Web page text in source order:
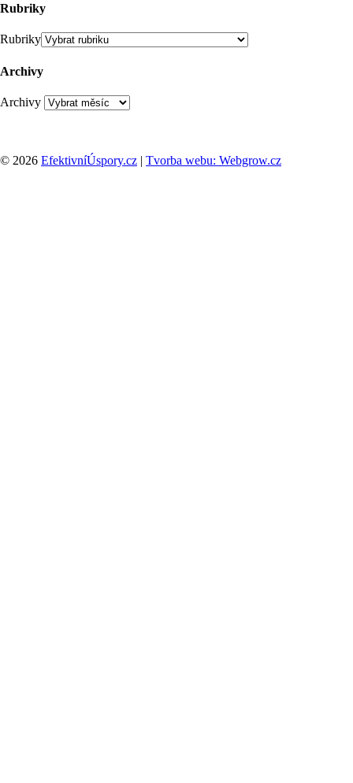
Rubriky
Rubriky
Archivy
Archivy
© 2026 EfektivníÚspory.cz | Tvorba webu: Webgrow.cz